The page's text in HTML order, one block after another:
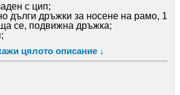
с цип;
дълги дръжки за носене на рамо, 1
се, подвижна дръжка;
см;
Бордо, Бежов, Тъмносин, Сив,
цялото описание ↓